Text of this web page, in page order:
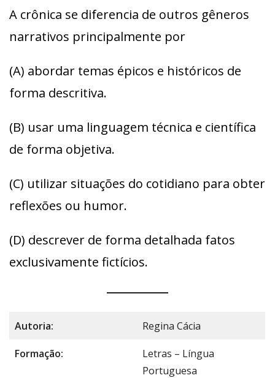
A crônica se diferencia de outros gêneros
narrativos principalmente por
(A) abordar temas épicos e históricos de
forma descritiva.
(B) usar uma linguagem técnica e científica
de forma objetiva.
(C) utilizar situações do cotidiano para obter
reflexões ou humor.
(D) descrever de forma detalhada fatos
exclusivamente fictícios.
Autoria: Regina Cácia
Formação:
Letras – Língua
Portuguesa